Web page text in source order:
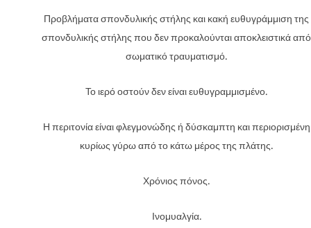
Προβλήματα σπονδυλικής στήλης και κακή ευθυγράμμιση της
σπονδυλικής στήλης που δεν προκαλούνται αποκλειστικά από
σωματικό τραυματισμό.
Το ιερό οστούν δεν είναι ευθυγραμμισμένο.
Η περιτονία είναι φλεγμονώδης ή δύσκαμπτη και περιορισμένη
κυρίως γύρω από το κάτω μέρος της πλάτης.
Χρόνιος πόνος.
Ινομυαλγία.